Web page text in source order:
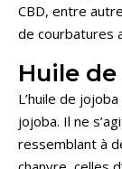
CBD, entre
de courbatures
Huile
L’huile de
jojoba. Il ne
ressemblant à